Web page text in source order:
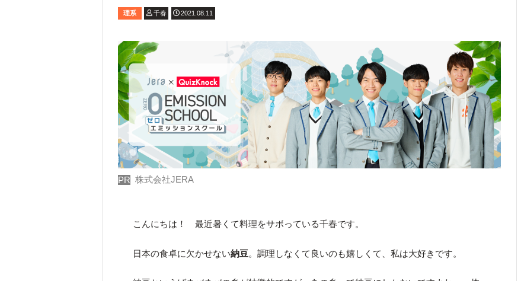
理系 千春 2021.08.11
PR 株式会社JERA
こんにちは！ 最近暑くて料理をサボっている千春です。
日本の食卓に欠かせない納豆。調理しなくて良いのも嬉しくて、私は大好きです。